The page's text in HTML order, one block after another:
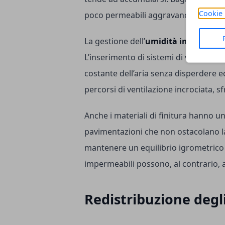
Cookie
poco permeabili aggravano la
La gestione dell’umidità interna
L’inserimento di sistemi di
costante dell’aria senza disperdere
percorsi di ventilazione incrociata,
Anche i materiali di finitura hanno
pavimentazioni che non ostacolano
mantenere un equilibrio
impermeabili possono, al contrario,
Redistribuzione